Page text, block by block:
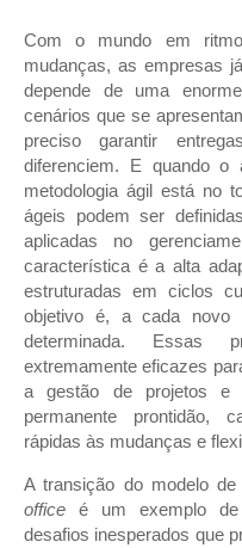
Com o mundo em
mudanças, as empresas
depende de uma
cenários que se
preciso garantir
diferenciem. E quando
metodologia ágil está no
ágeis podem ser
aplicadas no
característica é a alta
estruturadas em ciclos
objetivo é, a cada novo
determinada. Essas
extremamente eficazes
a gestão de projetos e
permanente prontidão,
rápidas às mudanças e
A transição do modelo
office é um exemplo de
desafios inesperados que